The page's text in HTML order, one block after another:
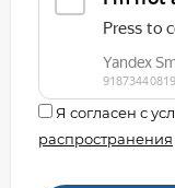
Я согласен с
распространения